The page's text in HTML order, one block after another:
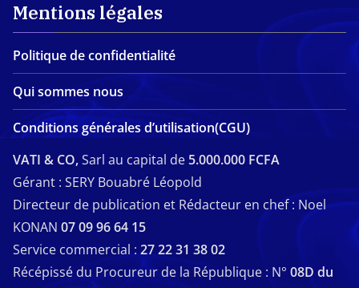
Mentions légales
Politique de confidentialité
Qui sommes nous
Conditions générales d’utilisation(CGU)
VATI & CO,Sarl au capital de 5.000.000 FCFA
Gérant : SERY Bouabré Léopold
Directeur de publication et Rédacteur en chef : Noel
KONAN 07 09 96 64 15
Service commercial :27 22 31 38 02
Récépissé du Procureur de la République : N° 08D du